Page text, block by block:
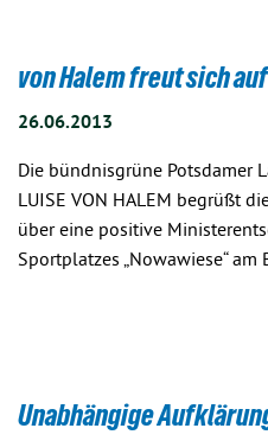
von Halem freut sich
26.06.2013
Die bündnisgrüne Potsdamer
LUISE VON HALEM begrüßt
über eine positive
Sportplatzes „Nowawiese“ am
Unabhängige